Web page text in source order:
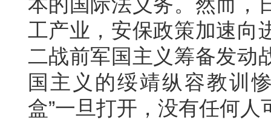
工产业，安保政策加速向
二战前军国主义筹备发动
国主义的绥靖纵容教训
盒”一旦打开，没有任何